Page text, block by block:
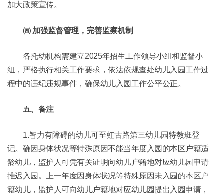
加大政策宣传。
㈣ 加强监督管理，完善监察机制
各托幼机构需建立2025年招生工作领导小组和监督小
组，严格执行相关工作要求，依法依规查处幼儿入园工作过
程中的违纪违规事件，确保幼儿入园工作公平公正。
五、备注
1.智力有障碍的幼儿可至虹古路第三幼儿园特教班登
记。确因身体状况等特殊原因不能当年度入园的本区户籍适
龄幼儿，监护人可凭有关证明向幼儿户籍地对应幼儿园申请
推迟入园。上一年度因身体状况等特殊原因未入园的本区户
籍幼儿，监护人可向幼儿户籍地对应幼儿园提出入园申请，